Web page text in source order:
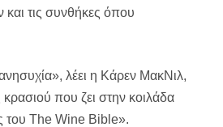
τις συνθήκες όπου
λέει η Κάρεν ΜακΝιλ,
που ζει στην κοιλάδα
του The Wine Bible».